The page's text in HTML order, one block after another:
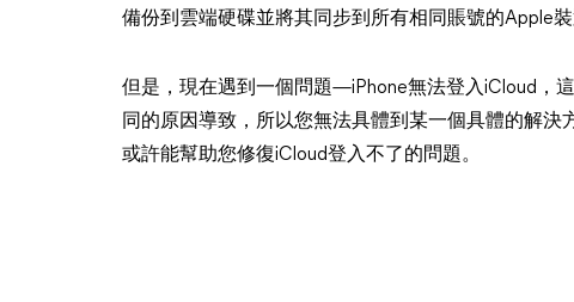
備份到雲端硬碟並將其同步到所有相同賬號的Apple裝
但是，現在遇到一個問題—iPhone無法登入iCloud，
同的原因導致，所以您無法具體到某一個具體的解
或許能幫助您修復iCloud登入不了的問題。